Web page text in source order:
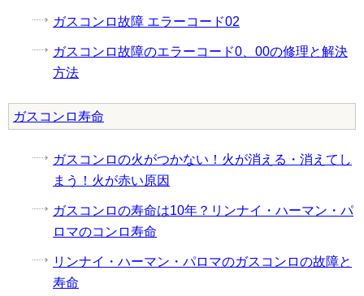
ガスコンロ故障 エラーコード02
ガスコンロ故障のエラーコード0、00の修理と解決
方法
ガスコンロ寿命
ガスコンロの火がつかない！火が消える・消えてし
まう！火が赤い原因
ガスコンロの寿命は10年？リンナイ・ハーマン・パ
ロマのコンロ寿命
リンナイ・ハーマン・パロマのガスコンロの故障と
寿命